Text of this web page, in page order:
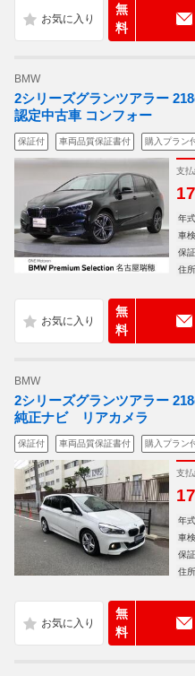
無
料
BMW
2シリーズグランツアラー
認定中古車 コンフォー
保証付 車両品質保証書付 購入プラン
支
年式
車検
保証
住所
無
料
BMW
2シリーズグランツアラー
純正ナビ リアカメラ
保証付 車両品質保証書付 購入プラン
支
年式
車検
保証
住所
無
料